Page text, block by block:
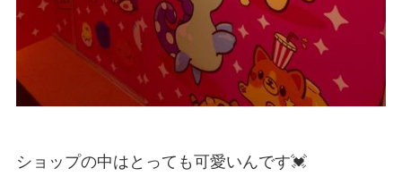
ショップの中はとっても可愛いんです💓